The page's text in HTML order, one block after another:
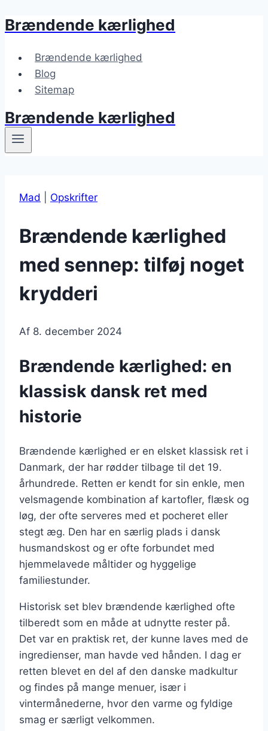
Fortsæt
indhold
Brændende kærlighed
Brændende kærlighed
Blog
Sitemap
Brændende kærlighed
Mad Opskrifter
Brændende kærlighed
med sennep: tilføj noget
krydderi
Af 8. december 2024
Brændende kærlighed: en
klassisk dansk ret med
historie
Brændende kærlighed er en elsket klassisk ret i
Danmark, der har rødder tilbage til det 19.
århundrede. Retten er kendt for sin enkle, men
velsmagende kombination af kartofler, flæsk og
løg, der ofte serveres med et pocheret eller
stegt æg. Den har en særlig plads i dansk
husmandskost og er ofte forbundet med
hjemmelavede måltider og hyggelige
familiestunder.
Historisk set blev brændende kærlighed ofte
tilberedt som en måde at udnytte rester på.
Det var en praktisk ret, der kunne laves med de
ingredienser, man havde ved hånden. I dag er
retten blevet en del af den danske madkultur
og findes på mange menuer, især i
vintermånederne, hvor den varme og fyldige
smag er særligt velkommen.